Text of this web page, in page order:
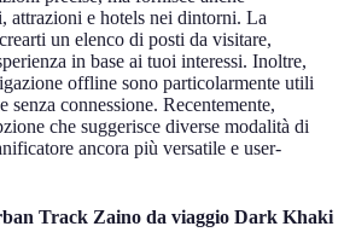
attrazioni e hotels nei dintorni. La
un elenco di posti da visitare,
in base ai tuoi interessi. Inoltre,
offline sono particolarmente utili
connessione. Recentemente,
che suggerisce diverse modalità di
ancora più versatile e user-
Track Zaino da viaggio Dark Khaki